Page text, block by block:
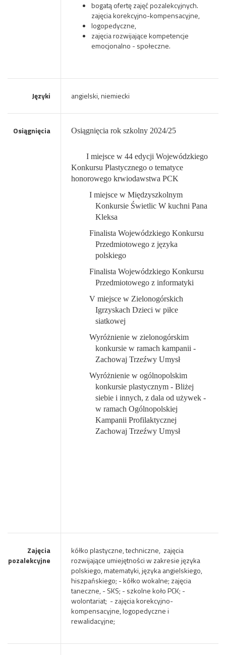
bogatą ofertę zajęć pozalekcyjnych.
zajęcia korekcyjno-kompensacyjne,
logopedyczne,
zajęcia rozwijające kompetencje
emocjonalno - społeczne.
Języki angielski, niemiecki
Osiągnięcia Osiągnięcia rok szkolny 2024/25
I miejsce w 44 edycji Wojewódzkiego
Konkursu Plastycznego o tematyce
honorowego krwiodawstwa PCK
I miejsce w Międzyszkolnym
Konkursie Świetlic W kuchni Pana
Kleksa
Finalista Wojewódzkiego Konkursu
Przedmiotowego z języka
polskiego
Finalista Wojewódzkiego Konkursu
Przedmiotowegoz informatyki
V miejsce w Zielonogórskich
Igrzyskach Dzieci w piłce
siatkowej
Wyróżnienie w zielonogórskim
konkursie w ramach kampanii -
Zachowaj Trzeźwy Umysł
Wyróżnienie w ogólnopolskim
konkursie plastycznym - Bliżej
siebie i innych, z dala od używek -
w ramach Ogólnopolskiej
Kampanii Profilaktycznej
Zachowaj Trzeźwy Umysł
Zajęcia
pozalekcyjne
kółko plastyczne, techniczne, zajęcia
rozwijające umiejętności w zakresie języka
polskiego, matematyki, języka angielskiego,
hiszpańskiego; - kółko wokalne; zajęcia
taneczne, - SKS; - szkolne koło PCK; -
wolontariat; - zajęcia korekcyjno-
kompensacyjne, logopedyczne i
rewalidacyjne;